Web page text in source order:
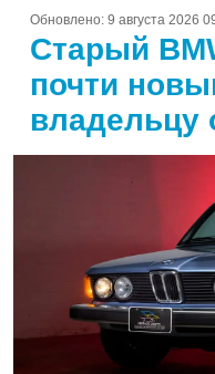
Обновлено: 9 августа 2026
Старый
почти
владельцу